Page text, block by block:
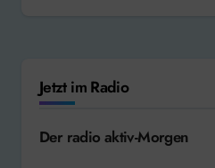
Jetzt im Radio
Der radio aktiv-Morgen